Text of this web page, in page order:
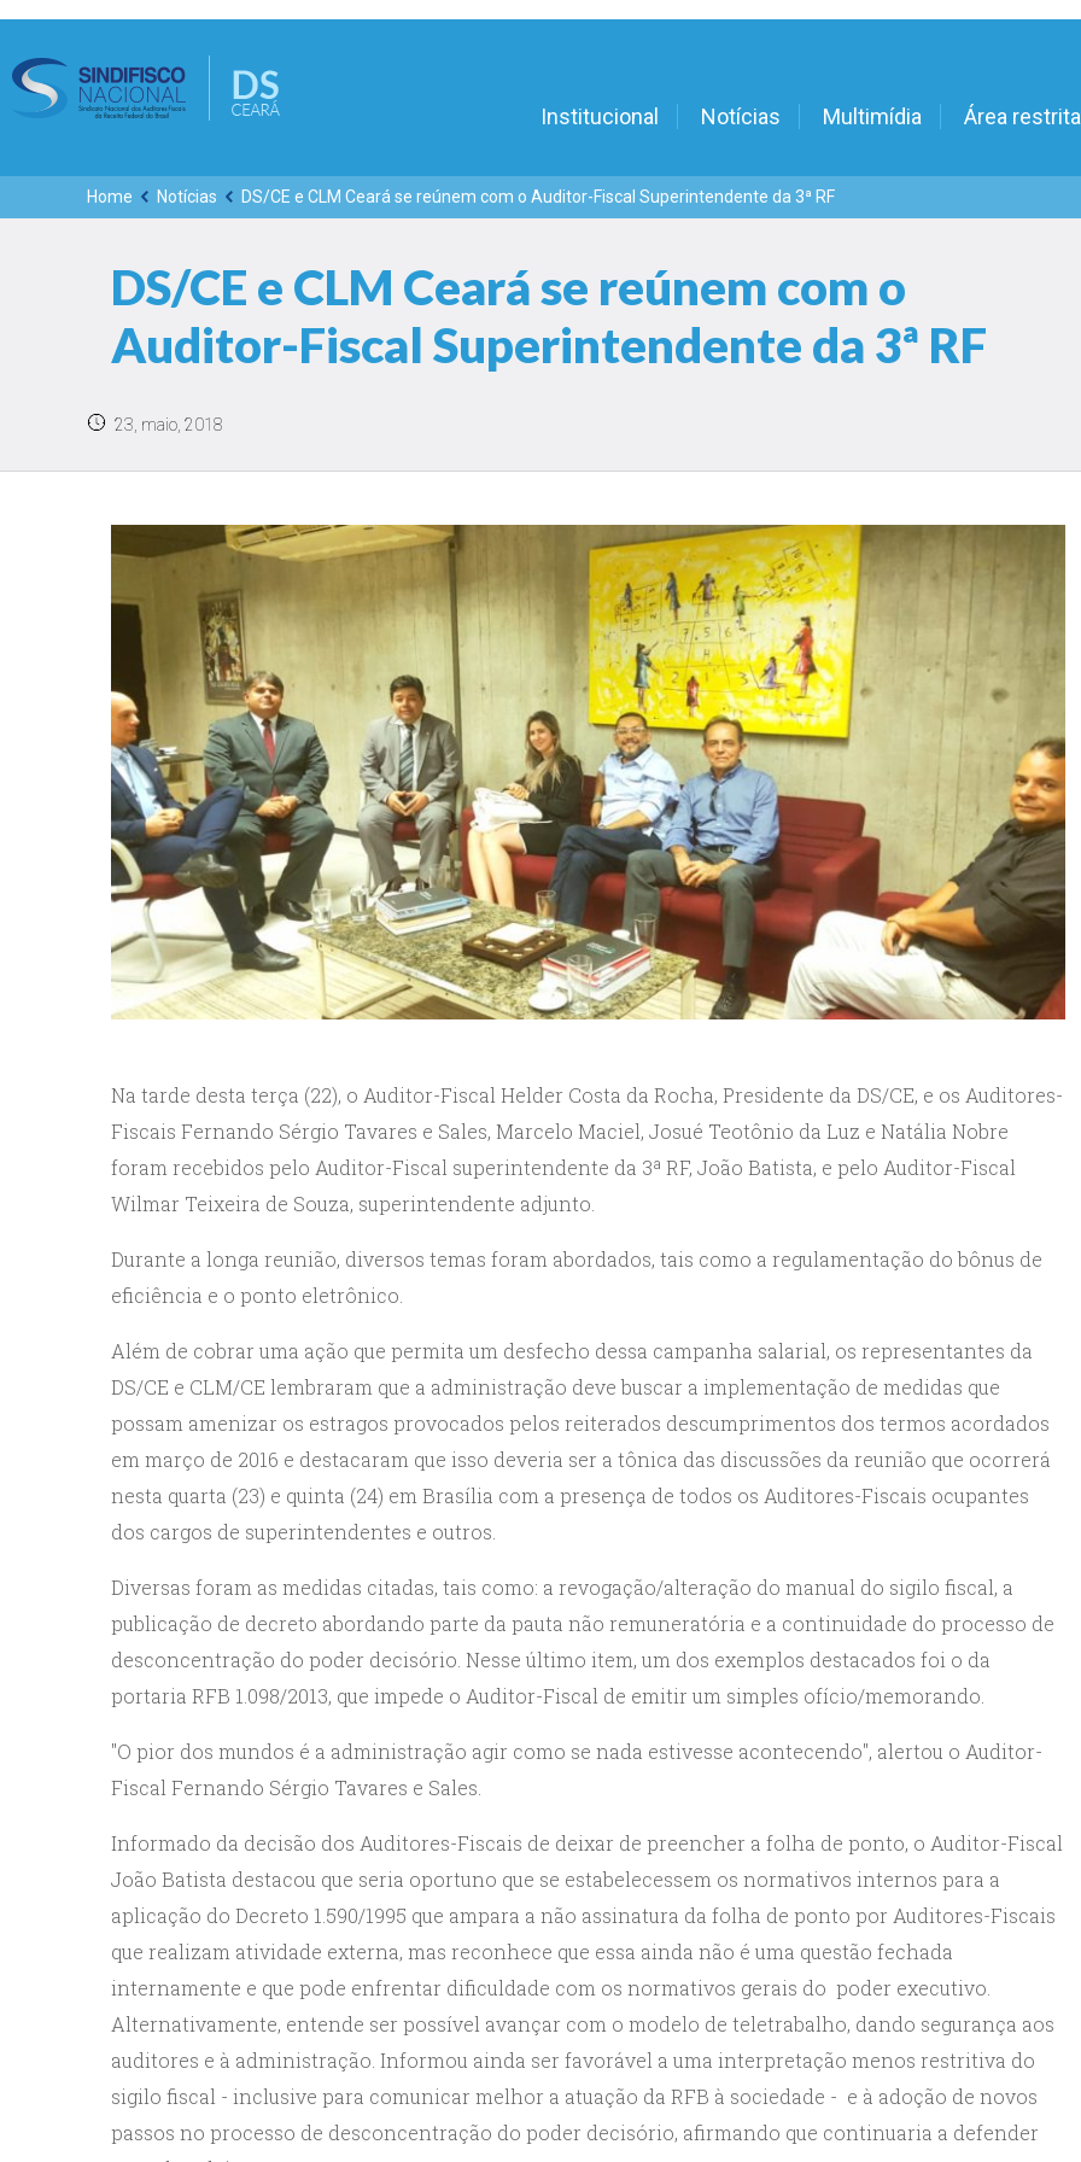
Institucional Notícias Multimídia Área restrita
Home Notícias DS/CE e CLM Ceará se reúnem com o Auditor-Fiscal Superintendente da 3ª RF
DS/CE e CLM Ceará se reúnem com o
Auditor-Fiscal Superintendente da 3ª RF
23, maio, 2018
Na tarde desta terça (22), o Auditor-Fiscal Helder Costa da Rocha, Presidente da DS/CE, e os Auditores-
Fiscais Fernando Sérgio Tavares e Sales, Marcelo Maciel, Josué Teotônio da Luz e Natália Nobre
foram recebidos pelo Auditor-Fiscal superintendente da 3ª RF, João Batista, e pelo Auditor-Fiscal
Wilmar Teixeira de Souza, superintendente adjunto.
Durante a longa reunião, diversos temas foram abordados, tais como a regulamentação do bônus de
eficiência e o ponto eletrônico.
Além de cobrar uma ação que permita um desfecho dessa campanha salarial, os representantes da
DS/CE e CLM/CE lembraram que a administração deve buscar a implementação de medidas que
possam amenizar os estragos provocados pelos reiterados descumprimentos dos termos acordados
em março de 2016 e destacaram que isso deveria ser a tônica das discussões da reunião que ocorrerá
nesta quarta (23) e quinta (24) em Brasília com a presença de todos os Auditores-Fiscais ocupantes
dos cargos de superintendentes e outros.
Diversas foram as medidas citadas, tais como: a revogação/alteração do manual do sigilo fiscal, a
publicação de decreto abordando parte da pauta não remuneratória e a continuidade do processo de
desconcentração do poder decisório. Nesse último item, um dos exemplos destacados foi o da
portaria RFB 1.098/2013, que impede o Auditor-Fiscal de emitir um simples ofício/memorando.
"O pior dos mundos é a administração agir como se nada estivesse acontecendo", alertou o Auditor-
Fiscal Fernando Sérgio Tavares e Sales.
Informado da decisão dos Auditores-Fiscais de deixar de preencher a folha de ponto, o Auditor-Fiscal
João Batista destacou que seria oportuno que se estabelecessem os normativos internos para a
aplicação do Decreto 1.590/1995 que ampara a não assinatura da folha de ponto por Auditores-Fiscais
que realizam atividade externa, mas reconhece que essa ainda não é uma questão fechada
internamente e que pode enfrentar dificuldade com os normativos gerais do poder executivo.
Alternativamente, entende ser possível avançar com o modelo de teletrabalho, dando segurança aos
auditores e à administração. Informou ainda ser favorável a uma interpretação menos restritiva do
sigilo fiscal - inclusive para comunicar melhor a atuação da RFB à sociedade - e à adoção de novos
passos no processo de desconcentração do poder decisório, afirmando que continuaria a defender